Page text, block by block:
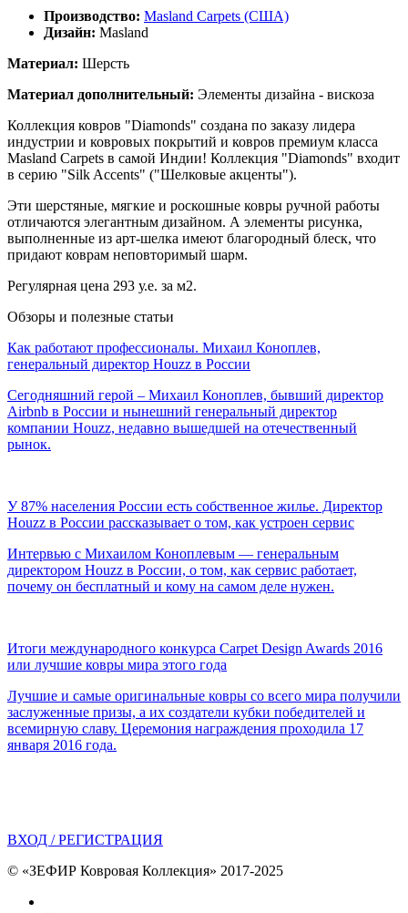
Производство: Masland Carpets (США)
Дизайн: Masland
Материал: Шерсть
Материал дополнительный: Элементы дизайна - вискоза
Коллекция ковров "Diamonds" создана по заказу лидера
индустрии и ковровых покрытий и ковров премиум класса
Masland Carpets в самой Индии! Коллекция "Diamonds" входит
в серию "Silk Accents" ("Шелковые акценты").
Эти шерстяные, мягкие и роскошные ковры ручной работы
отличаются элегантным дизайном. А элементы рисунка,
выполненные из арт-шелка имеют благородный блеск, что
придают коврам неповторимый шарм.
Регулярная цена 293 у.е. за м2.
Обзоры и полезные статьи
Как работают профессионалы. Михаил Коноплев,
генеральный директор Houzz в России
Сегодняшний герой – Михаил Коноплев, бывший директор
Airbnb в России и нынешний генеральный директор
компании Houzz, недавно вышедшей на отечественный
рынок.
У 87% населения России есть собственное жилье. Директор
Houzz в России рассказывает о том, как устроен сервис
Интервью с Михаилом Коноплевым — генеральным
директором Houzz в России, о том, как сервис работает,
почему он бесплатный и кому на самом деле нужен.
Итоги международного конкурса Carpet Design Awards 2016
или лучшие ковры мира этого года
Лучшие и самые оригинальные ковры со всего мира получили
заслуженные призы, а их создатели кубки победителей и
всемирную славу. Церемония награждения проходила 17
января 2016 года.
ВХОД / РЕГИСТРАЦИЯ
© «ЗЕФИР Ковровая Коллекция» 2017-2025